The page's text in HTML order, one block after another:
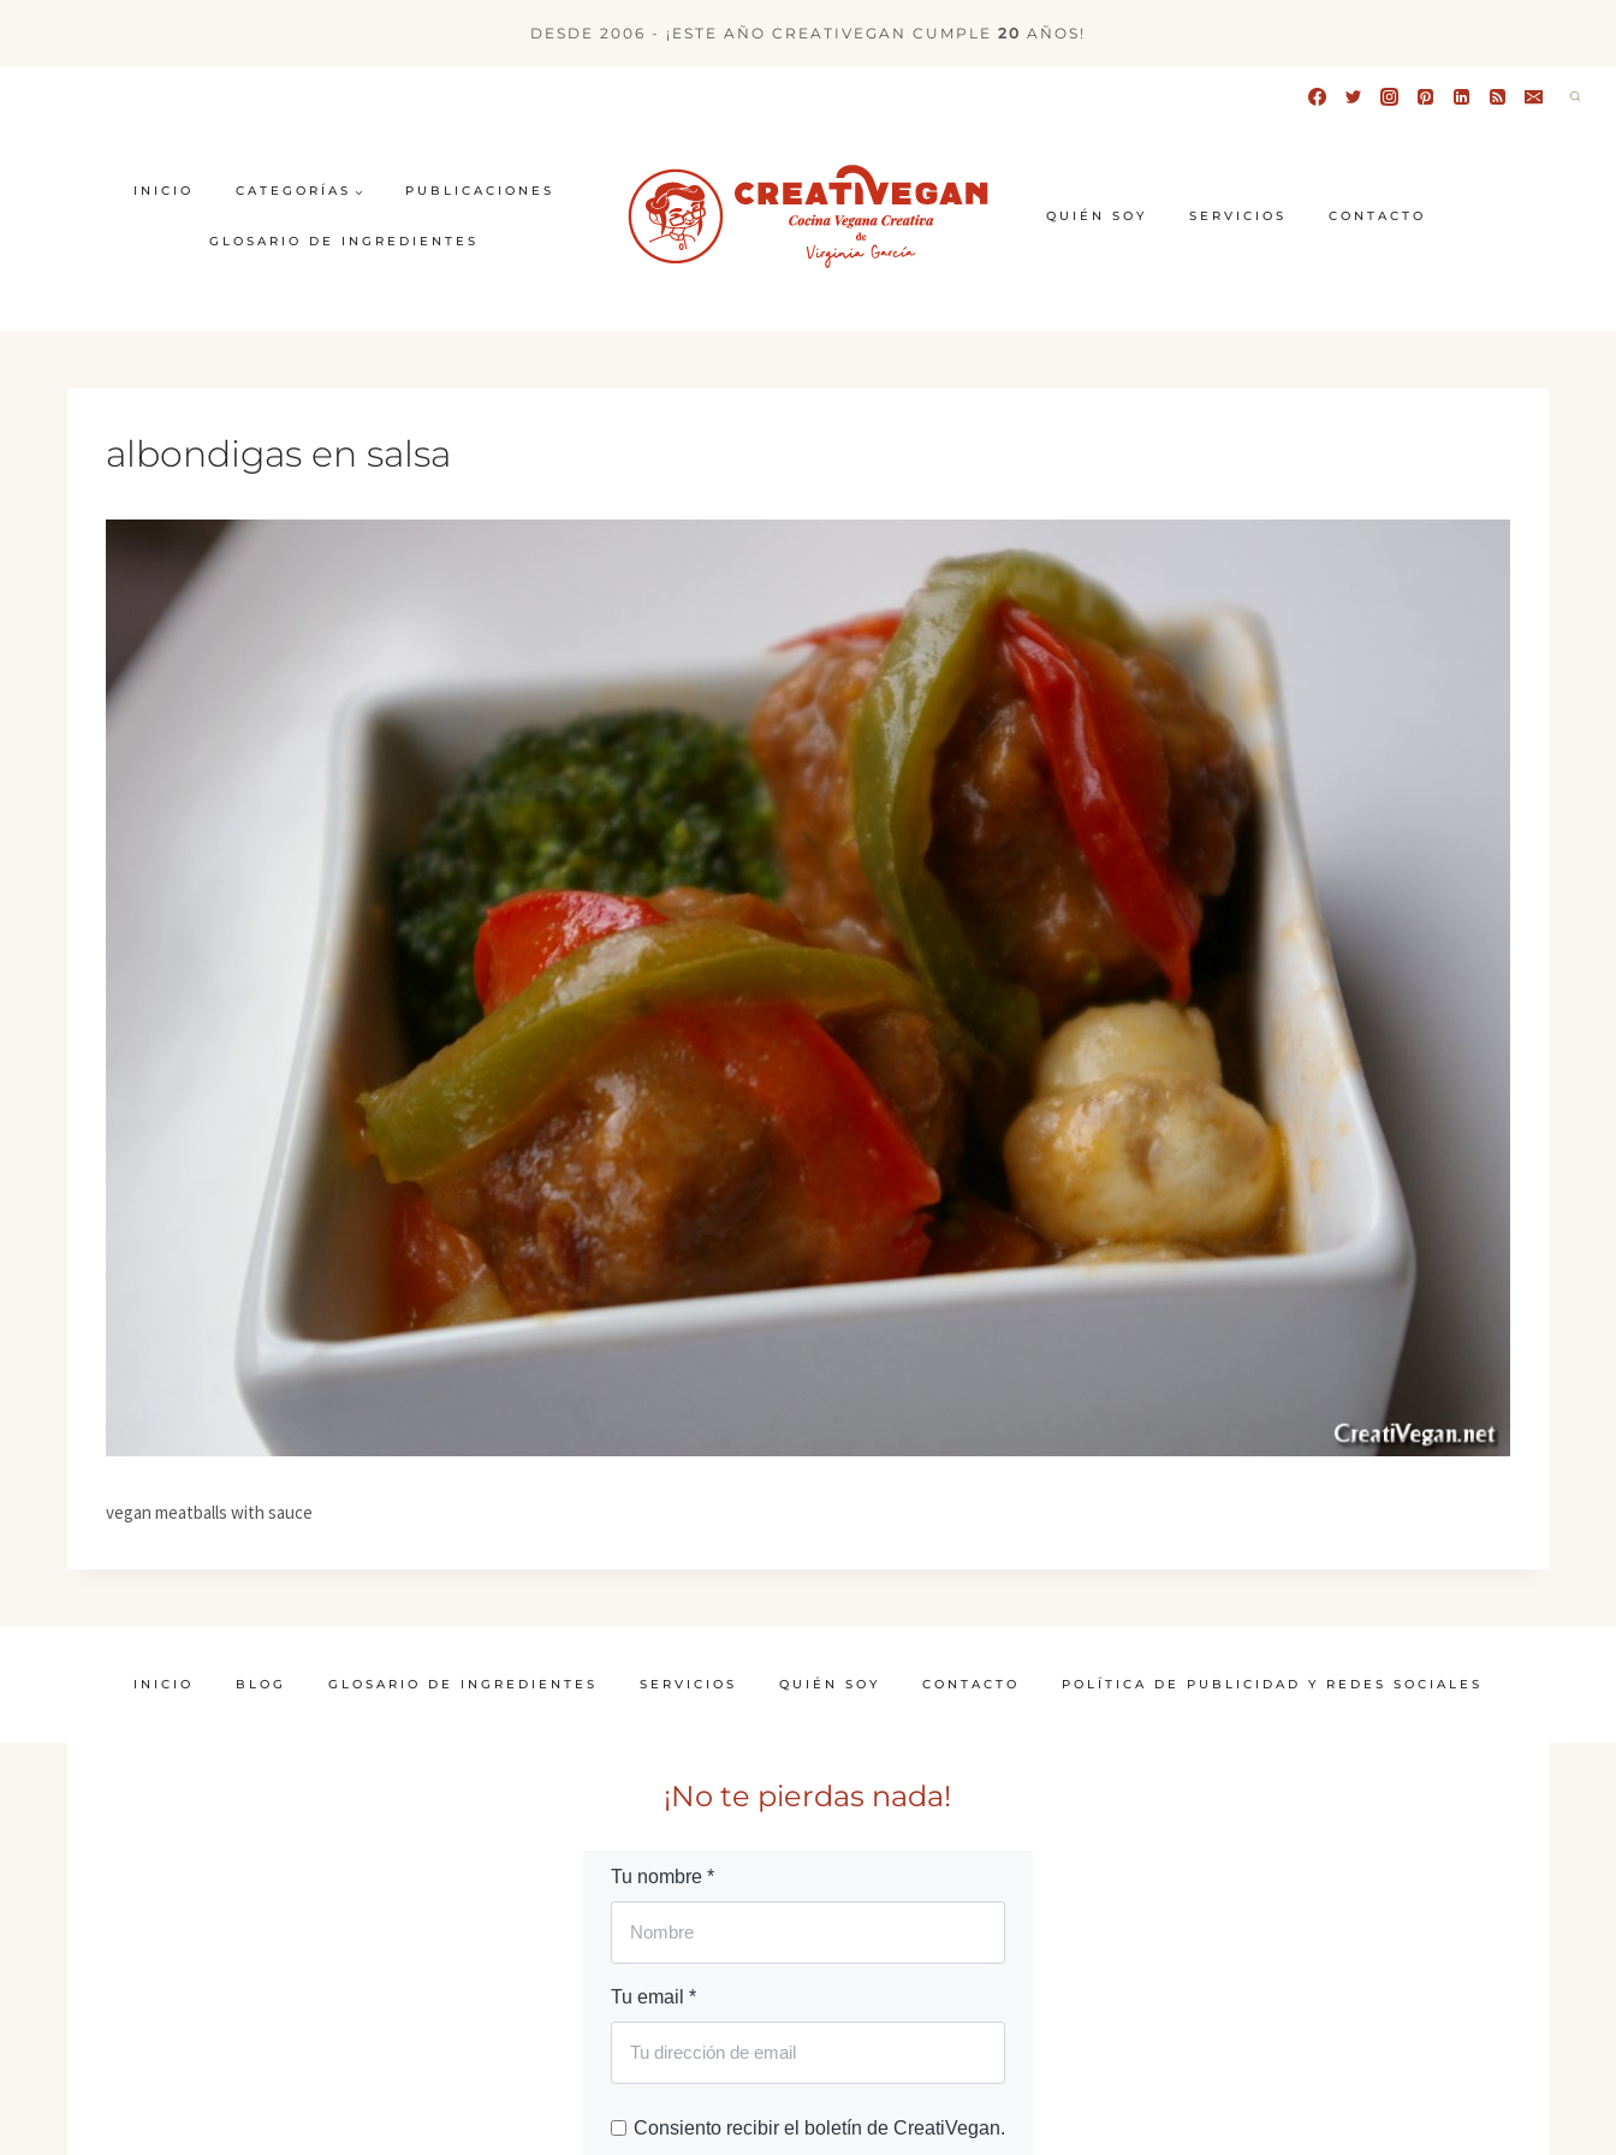
DESDE 2006 - ¡ESTE AÑO CREATIVEGAN CUMPLE 20 AÑOS!
INICIO CATEGORÍAS PUBLICACIONES
GLOSARIO DE INGREDIENTES
QUIÉN SOY SERVICIOS CONTACTO
albondigas en salsa
vegan meatballs with sauce
INICIO BLOG GLOSARIO DE INGREDIENTES SERVICIOS QUIÉN SOY CONTACTO POLÍTICA DE PUBLICIDAD Y REDES SOCIALES
¡No te pierdas nada!
Tu nombre *
Tu email *
Consiento recibir el boletín de CreatiVegan.